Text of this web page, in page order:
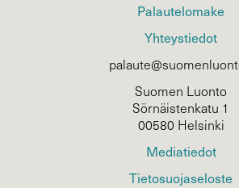
Palautelomake
Yhteystiedot
Suomen Luonto
Sörnäistenkatu 1
00580 Helsinki
Mediatiedot
Tietosuojaseloste